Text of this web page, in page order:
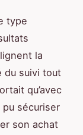
type
la
du suivi tout
qu’avec
pu sécuriser
son achat